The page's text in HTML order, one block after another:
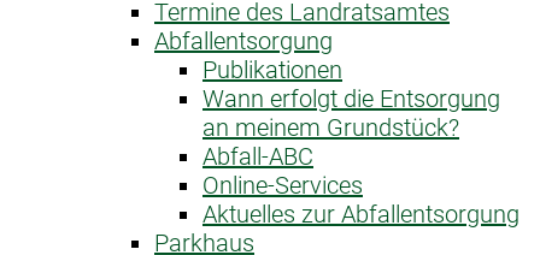
Termine des Landratsamtes
Abfallentsorgung
Publikationen
Wann erfolgt die Entsorgung
an meinem Grundstück?
Abfall-ABC
Online-Services
Aktuelles zur Abfallentsorgung
Parkhaus